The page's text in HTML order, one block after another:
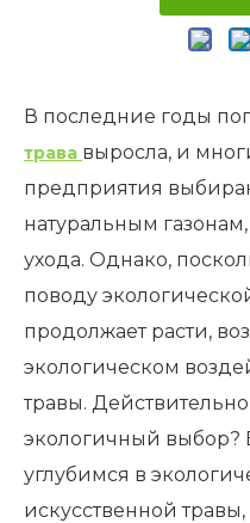
В последние годы
трава выросла, и
предприятия
натуральным
ухода. Однако,
поводу
продолжает расти,
экологическом
травы.
экологичный выбор?
углубимся в
искусственной